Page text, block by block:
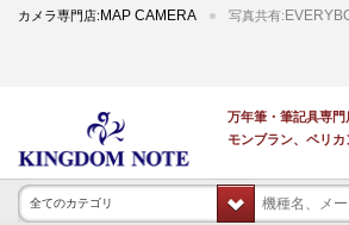
カメラ専門店: MAP CAMERA 写真共有:
万年筆・筆記具専門
モンブラン、ペリ
全てのカテゴリ